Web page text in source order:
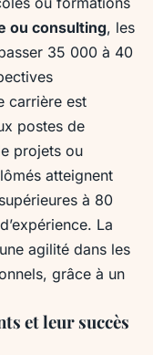
ou consulting, les
35 000 à 40
carrière est
postes de
projets ou
atteignent
à 80
La
agilité dans les
grâce à un
et leur succès